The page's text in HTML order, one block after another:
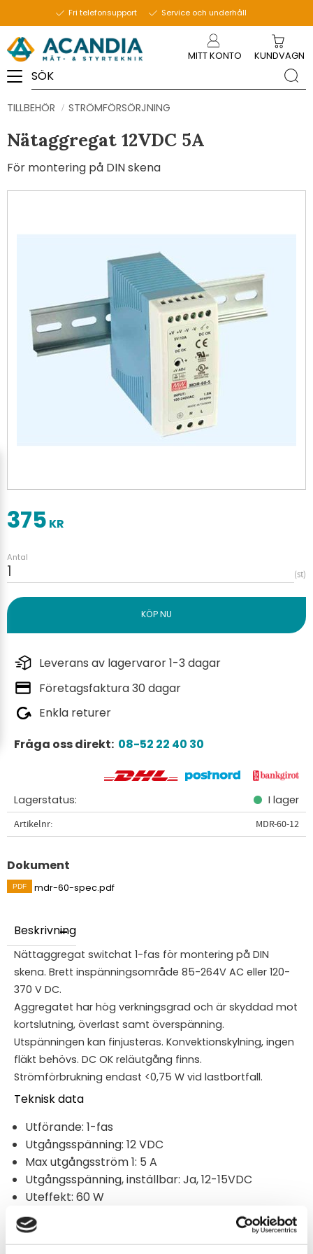
Fri telefonsupport Service och underhåll
MITT KONTO KUNDVAGN
TILLBEHÖR STRÖMFÖRSÖRJNING
Nätaggregat 12VDC 5A
För montering på DIN skena
375 KR
Antal
st
Leverans av lagervaror 1-3 dagar
Företagsfaktura 30 dagar
Enkla returer
Fråga oss direkt: 08-52 22 40 30
Lagerstatus I lager
Artikelnr MDR-60-12
Dokument
mdr-60-spec.pdf
Beskrivning
Nättaggregat switchat 1-fas för montering på DIN
skena. Brett inspänningsområde 85-264V AC eller 120-
370 V DC.
Aggregatet har hög verkningsgrad och är skyddad mot
kortslutning, överlast samt överspänning.
Utspänningen kan finjusteras. Konvektionskylning, ingen
fläkt behövs. DC OK reläutgång finns.
Strömförbrukning endast <0,75 W vid lastbortfall.
Teknisk data
Utförande: 1-fas
Utgångsspänning: 12 VDC
Max utgångsström 1: 5 A
Utgångsspänning, inställbar: Ja, 12-15VDC
Uteffekt: 60 W
Märkmatningsspänning vid AC 50 Hz: 85-264 V
Märkmatningsspänning vid DC: 120-370 V
Kortslutningssäker: Ja